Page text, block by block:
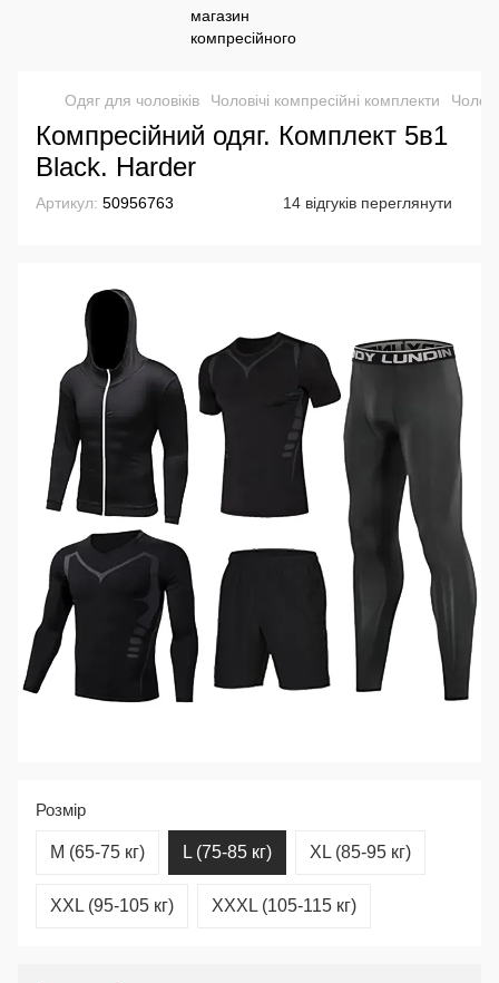
Одяг для чоловіків Чоловічі компресійні комплекти
Компресійний одяг. Комплект 5в1
Black. Harder
Артикул: 50956763 14 відгуків переглянути
Розмір
M (65-75 кг) L (75-85 кг) XL (85-95 кг)
XXL (95-105 кг) XXXL (105-115 кг)